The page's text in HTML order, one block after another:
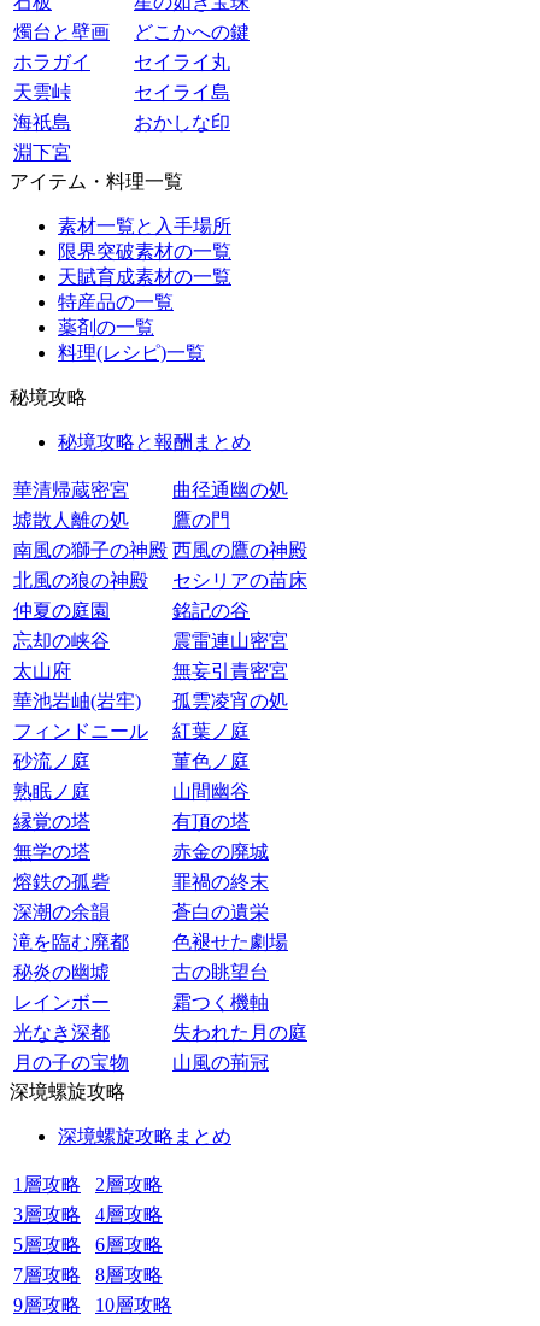
燭台と壁画
どこかへの鍵
ホラガイ
セイライ丸
天雲峠
セイライ島
海祇島
おかしな印
淵下宮
アイテム・料理一覧
素材一覧と入手場所
限界突破素材の一覧
天賦育成素材の一覧
特産品の一覧
薬剤の一覧
料理(レシピ)一覧
秘境攻略
秘境攻略と報酬まとめ
華清帰蔵密宮
曲径通幽の処
墟散人離の処
鷹の門
南風の獅子の神殿 西風の鷹の神殿
北風の狼の神殿
セシリアの苗床
仲夏の庭園
銘記の谷
忘却の峡谷
震雷連山密宮
太山府
無妄引責密宮
華池岩岫(岩牢)
孤雲凌宵の処
フィンドニール
紅葉ノ庭
砂流ノ庭
菫色ノ庭
熟眠ノ庭
山間幽谷
縁覚の塔
有頂の塔
無学の塔
赤金の廃城
熔鉄の孤砦
罪禍の終末
深潮の余韻
蒼白の遺栄
滝を臨む廃都
色褪せた劇場
秘炎の幽墟
古の眺望台
レインボー
霜つく機軸
光なき深都
失われた月の庭
月の子の宝物
山風の荊冠
深境螺旋攻略
深境螺旋攻略まとめ
1層攻略
2層攻略
3層攻略
4層攻略
5層攻略
6層攻略
7層攻略
8層攻略
9層攻略
10層攻略